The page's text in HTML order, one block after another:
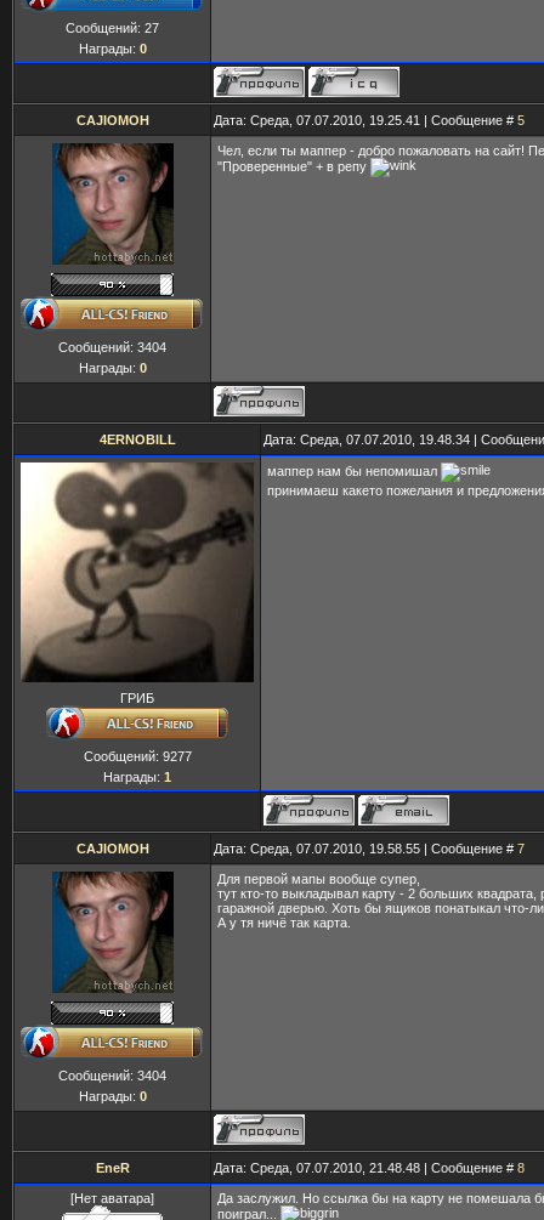
Сообщений: 27
Награды: 0
CAJIOMOH Дата: Среда, 07.07.2010, 19.25.41 | Сообщение # 5
Сообщений: 3404
Награды: 0
Чел, если ты маппер - добро пожаловать на сайт!
"Проверенные" + в репу
4ERNOBILL Дата: Среда, 07.07.2010, 19.48.34 |
ГРИБ
Сообщений: 9277
Награды: 1
маппер нам бы непомишал
принимаеш какето пожелания и
CAJIOMOH Дата: Среда, 07.07.2010, 19.58.55 | Сообщение # 7
Сообщений: 3404
Награды: 0
Для первой мапы вообще супер,
тут кто-то выкладывал карту - 2 больших квадрата,
гаражной дверью. Хоть бы ящиков понатыкал что-
А у тя ничё так карта.
EneR Дата: Среда, 07.07.2010, 21.48.48 | Сообщение # 8
[Нет аватара]
Да заслужил. Но ссылка бы на карту не помешала
поиграл...